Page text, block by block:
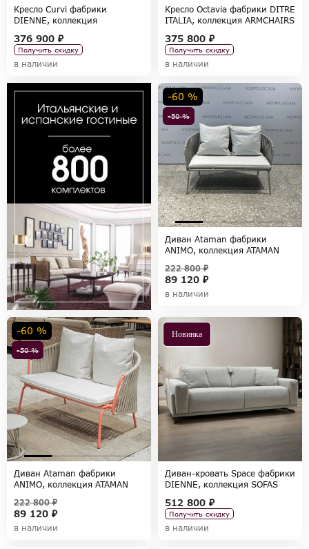
Кресло Curvi фабрики
DIENNE, коллекция
376 900 ₽
Получить скидку
в наличии
Кресло Octavia фабрики DITRE
ITALIA, коллекция ARMCHAIRS
375 800 ₽
Получить скидку
в наличии
-50 %
-60 %
Диван Ataman фабрики
ANIMO, коллекция ATAMAN
89 120 ₽
222 800 ₽
в наличии
-50 %
-60 %
Диван Ataman фабрики
ANIMO, коллекция ATAMAN
89 120 ₽
222 800 ₽
в наличии
Новинка
Диван-кровать Space фабрики
DIENNE, коллекция SOFAS
512 800 ₽
Получить скидку
в наличии